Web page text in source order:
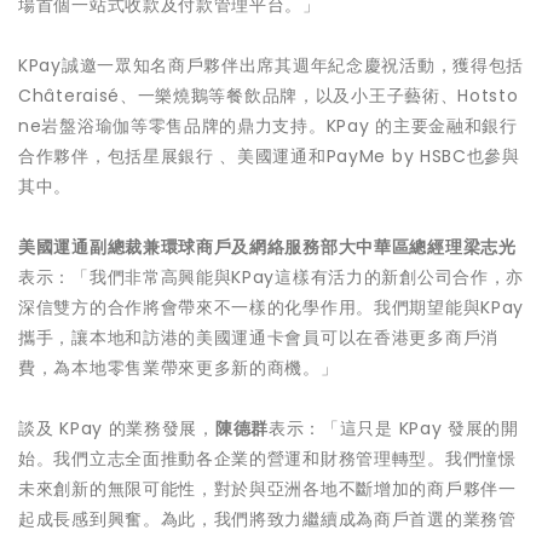
場首個一站式收款及付款管理平台。」
KPay誠邀一眾知名商戶夥伴出席其週年紀念慶祝活動，獲得包括
Châteraisé、一樂燒鵝等餐飲品牌，以及小王子藝術、Hotsto
ne岩盤浴瑜伽等零售品牌的鼎力支持。KPay 的主要金融和銀行
合作夥伴，包括星展銀行 、美國運通和PayMe by HSBC也參與
其中。
美國運通副總裁兼環球商戶及網絡服務部大中華區總經理梁志光
表示：「我們非常高興能與KPay這樣有活力的新創公司合作，亦
深信雙方的合作將會帶來不一樣的化學作用。我們期望能與KPay
攜手，讓本地和訪港的美國運通卡會員可以在香港更多商戶消
費，為本地零售業帶來更多新的商機。」
談及 KPay 的業務發展， 陳德群表示：「這只是 KPay 發展的開
始。我們立志全面推動各企業的營運和財務管理轉型。我們憧憬
未來創新的無限可能性，對於與亞洲各地不斷增加的商戶夥伴一
起成長感到興奮。為此，我們將致力繼續成為商戶首選的業務管